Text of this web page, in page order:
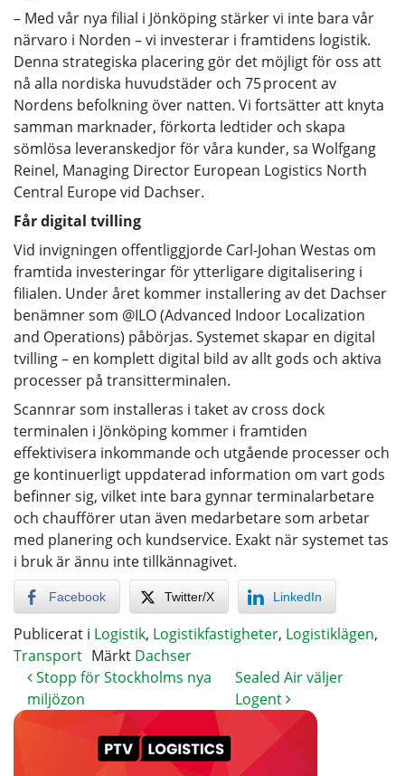
– Med vår nya filial i Jönköping stärker vi inte bara vår
närvaro i Norden – vi investerar i framtidens logistik.
Denna strategiska placering gör det möjligt för oss att
nå alla nordiska huvudstäder och 75 procent av
Nordens befolkning över natten. Vi fortsätter att knyta
samman marknader, förkorta ledtider och skapa
sömlösa leveranskedjor för våra kunder, sa Wolfgang
Reinel, Managing Director European Logistics North
Central Europe vid Dachser.
Får digital tvilling
Vid invigningen offentliggjorde Carl-Johan Westas om
framtida investeringar för ytterligare digitalisering i
filialen. Under året kommer installering av det Dachser
benämner som @ILO (Advanced Indoor Localization
and Operations) påbörjas. Systemet skapar en digital
tvilling – en komplett digital bild av allt gods och aktiva
processer på transitterminalen.
Scannrar som installeras i taket av cross dock
terminalen i Jönköping kommer i framtiden
effektivisera inkommande och utgående processer och
ge kontinuerligt uppdaterad information om vart gods
befinner sig, vilket inte bara gynnar terminalarbetare
och chaufförer utan även medarbetare som arbetar
med planering och kundservice. Exakt när systemet tas
i bruk är ännu inte tillkännagivet.
Facebook Twitter/X LinkedIn
Publicerat i Logistik, Logistikfastigheter, Logistiklägen,
Transport Märkt Dachser
Stopp för Stockholms nya
miljözon
Sealed Air väljer
Logent